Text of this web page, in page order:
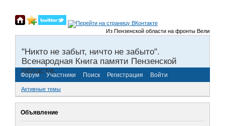
Из Пензенской области на фронты Великой
"Никто не забыт, ничто не забыто".
Всенародная Книга памяти Пензенской
области.
Форум Участники Поиск Регистрация Войти
Активные темы
Объявление